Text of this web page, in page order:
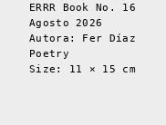
ERRR Book No. 16
Agosto 2026
Autora: Fer Díaz
Poetry
Size: 11 × 15 cm